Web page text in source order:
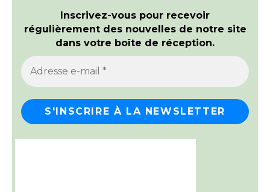
Inscrivez-vous pour recevoir
régulièrement des nouvelles de notre site
dans votre boîte de réception.